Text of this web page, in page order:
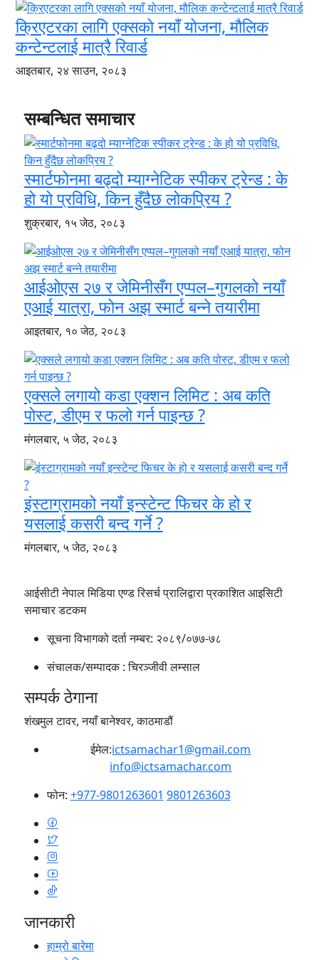
क्रिएटरका लागि एक्सको नयाँ योजना, मौलिक
कन्टेन्टलाई मात्रै रिवार्ड
आइतबार, २४ साउन, २०८३
सम्बन्धित समाचार
स्मार्टफोनमा बढ्दो म्याग्नेटिक स्पीकर ट्रेन्ड : के
हो यो प्रविधि, किन हुँदैछ लोकप्रिय ?
शुक्रबार, १५ जेठ, २०८३
आईओएस २७ र जेमिनीसँग एप्पल–गुगलको नयाँ
एआई यात्रा, फोन अझ स्मार्ट बन्ने तयारीमा
आइतबार, १० जेठ, २०८३
एक्सले लगायो कडा एक्शन लिमिट : अब कति
पोस्ट, डीएम र फलो गर्न पाइन्छ ?
मंगलबार, ५ जेठ, २०८३
इंस्टाग्रामको नयाँ इन्स्टेन्ट फिचर के हो र
यसलाई कसरी बन्द गर्ने ?
मंगलबार, ५ जेठ, २०८३
आईसीटी नेपाल मिडिया एण्ड रिसर्च प्रालिद्वारा प्रकाशित आइसिटी
समाचार डटकम
सूचना विभागको दर्ता नम्बर: २०८९/०७७-७८
संचालक/सम्पादक :चिरञ्जीवी लम्साल
सम्पर्क ठेगाना
शंखमुल टावर, नयाँ बानेश्वर, काठमाडौं
ईमेल:ictsamachar1@gmail.com
info@ictsamachar.com
फोन: +977-9801263601 9801263603
जानकारी
हाम्रो बारेमा